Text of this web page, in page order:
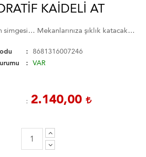
KAİDELİ AT
simgesi… Mekanlarınıza şıklık katacak…
8681316007246
VAR
2.140,00